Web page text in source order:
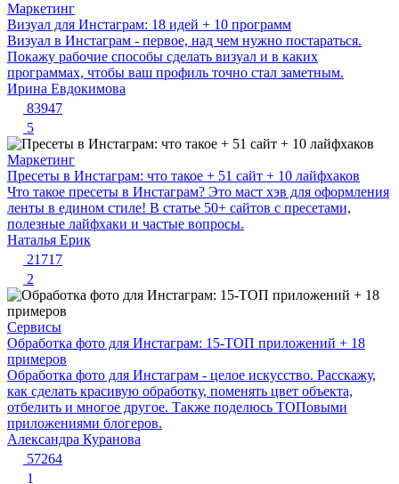
Маркетинг
Визуал для Инстаграм: 18 идей + 10 программ
Визуал в Инстаграм - первое, над чем нужно постараться.
Покажу рабочие способы сделать визуал и в каких
программах, чтобы ваш профиль точно стал заметным.
Ирина Евдокимова
83947
5
Маркетинг
Пресеты в Инстаграм: что такое + 51 сайт + 10 лайфхаков
Что такое пресеты в Инстаграм? Это маст хэв для оформления
ленты в едином стиле! В статье 50+ сайтов с пресетами,
полезные лайфхаки и частые вопросы.
Наталья Ерик
21717
2
Сервисы
Обработка фото для Инстаграм: 15-ТОП приложений + 18
примеров
Обработка фото для Инстаграм - целое искусство. Расскажу,
как сделать красивую обработку, поменять цвет объекта,
отбелить и многое другое. Также поделюсь ТОПовыми
приложениями блогеров.
Александра Куранова
57264
1